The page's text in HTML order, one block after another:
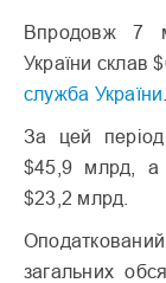
Впродовж 7
України склав
служба України
За цей
$45,9 млрд, а
$23,2 млрд.
загальних